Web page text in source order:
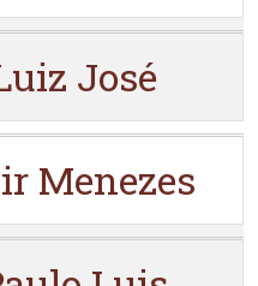
José
Menezes